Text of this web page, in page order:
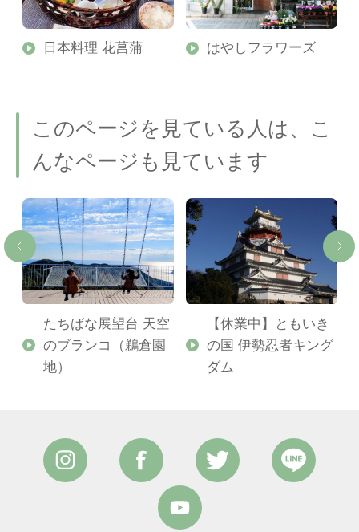
日本料理 花菖蒲 はやしフラワーズ
このページを見ている人は、こ
んなページも見ています
たちばな展望台 天空
のブランコ（鵜倉園
地）
【休業中】ともいき
の国 伊勢忍者キング
ダム